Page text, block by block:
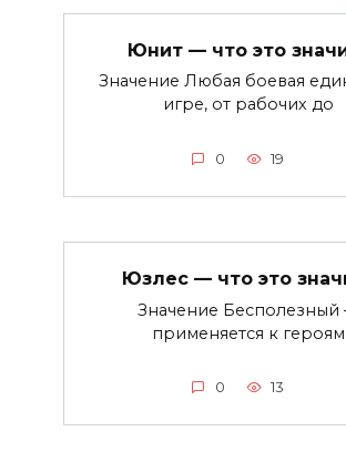
Юнит — что это
Значение Любая боевая
игре, от рабочих до
0 19
Юзлес — что это
Значение
применяется к героям
0 13